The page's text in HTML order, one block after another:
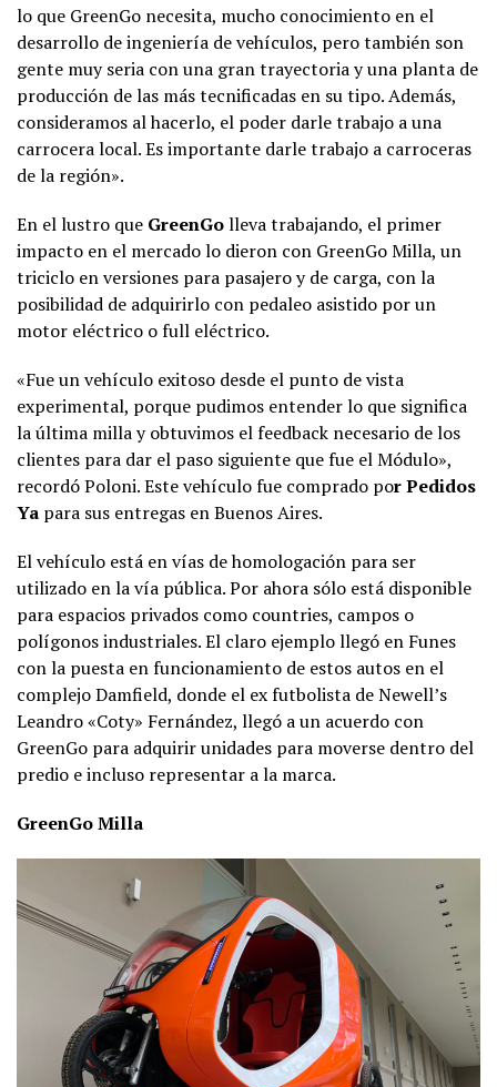
lo que GreenGo necesita, mucho conocimiento en el
desarrollo de ingeniería de vehículos, pero también son
gente muy seria con una gran trayectoria y una planta de
producción de las más tecnificadas en su tipo. Además,
consideramos al hacerlo, el poder darle trabajo a una
carrocera local. Es importante darle trabajo a carroceras
de la región».
En el lustro que GreenGolleva trabajando, el primer
impacto en el mercado lo dieron con GreenGo Milla, un
triciclo en versiones para pasajero y de carga, con la
posibilidad de adquirirlo con pedaleo asistido por un
motor eléctrico o full eléctrico.
«Fue un vehículo exitoso desde el punto de vista
experimental, porque pudimos entender lo que significa
la última milla y obtuvimos el feedback necesario de los
clientes para dar el paso siguiente que fue el Módulo»,
recordó Poloni. Este vehículo fue comprado por Pedidos
Ya para sus entregas en Buenos Aires.
El vehículo está en vías de homologación para ser
utilizado en la vía pública. Por ahora sólo está disponible
para espacios privados como countries, campos o
polígonos industriales. El claro ejemplo llegó en Funes
con la puesta en funcionamiento de estos autos en el
complejo Damfield, donde el ex futbolista de Newell’s
Leandro «Coty» Fernández, llegó a un acuerdo con
GreenGo para adquirir unidades para moverse dentro del
predio e incluso representar a la marca.
GreenGo Milla